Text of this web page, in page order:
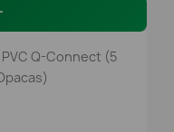
Q-Connect (5